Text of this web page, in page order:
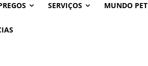
SERVIÇOS MUNDO PET